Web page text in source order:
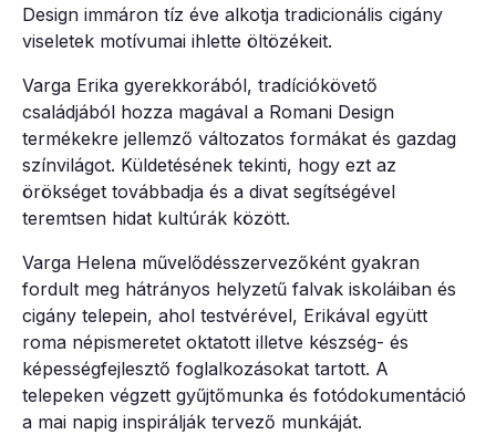
Design immáron tíz éve alkotja tradicionális cigány
viseletek motívumai ihlette öltözékeit.
Varga Erika gyerekkorából, tradíciókövető
családjából hozza magával a Romani Design
termékekre jellemző változatos formákat és gazdag
színvilágot. Küldetésének tekinti, hogy ezt az
örökséget továbbadja és a divat segítségével
teremtsen hidat kultúrák között.
Varga Helena művelődésszervezőként gyakran
fordult meg hátrányos helyzetű falvak iskoláiban és
cigány telepein, ahol testvérével, Erikával együtt
roma népismeretet oktatott illetve készség- és
képességfejlesztő foglalkozásokat tartott. A
telepeken végzett gyűjtőmunka és fotódokumentáció
a mai napig inspirálják tervező munkáját.